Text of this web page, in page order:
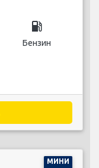
local_gas_station
Бензин
МИНИ